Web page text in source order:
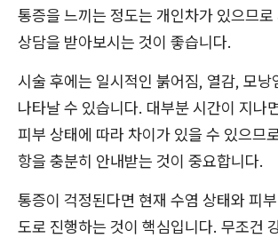
통증을 느끼는 정도는 개인차가 있으므로
상담을 받아보시는 것이 좋습니다.
시술 후에는 일시적인 붉어짐, 열감, 모낭
나타날 수 있습니다. 대부분 시간이 지나
피부 상태에 따라 차이가 있을 수 있으므
항을 충분히 안내받는 것이 중요합니다.
통증이 걱정된다면 현재 수염 상태와 피
도로 진행하는 것이 핵심입니다. 무조건